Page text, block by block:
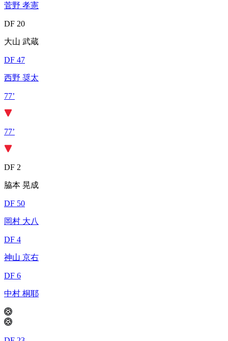
菅野 孝憲
DF 20
大山 武蔵
DF 47
西野 奨太
77’
77’
DF 2
脇本 晃成
DF 50
岡村 大八
DF 4
神山 京右
DF 6
中村 桐耶